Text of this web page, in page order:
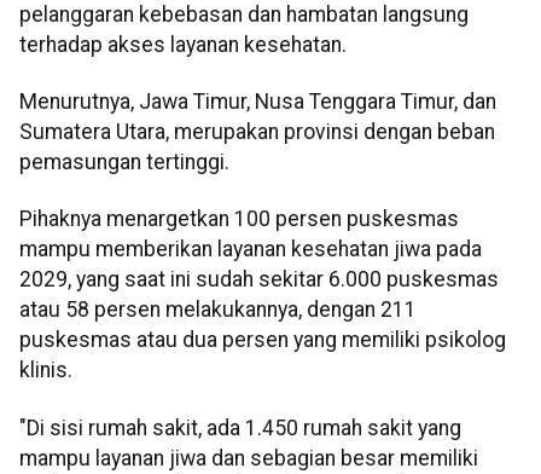
pelanggaran kebebasan dan hambatan langsung
terhadap akses layanan kesehatan.
Menurutnya, Jawa Timur, Nusa Tenggara Timur, dan
Sumatera Utara, merupakan provinsi dengan beban
pemasungan tertinggi.
Pihaknya menargetkan 100 persen puskesmas
mampu memberikan layanan kesehatan jiwa pada
2029, yang saat ini sudah sekitar 6.000 puskesmas
atau 58 persen melakukannya, dengan 211
puskesmas atau dua persen yang memiliki psikolog
klinis.
"Di sisi rumah sakit, ada 1.450 rumah sakit yang
mampu layanan jiwa dan sebagian besar memiliki